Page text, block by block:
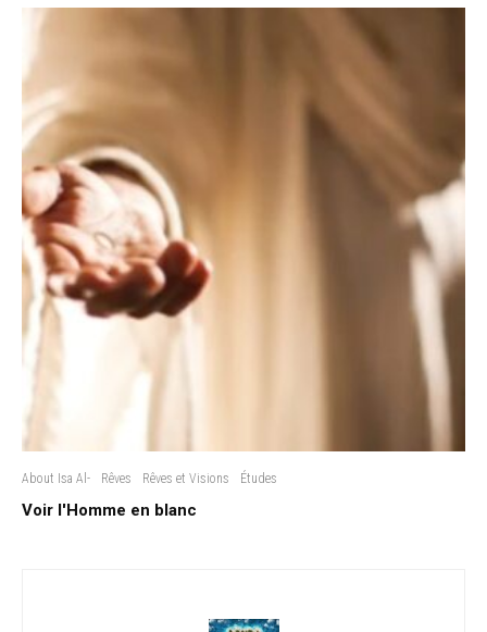
About Isa Al- Rêves Rêves et Visions Études
Voir l'Homme en blanc